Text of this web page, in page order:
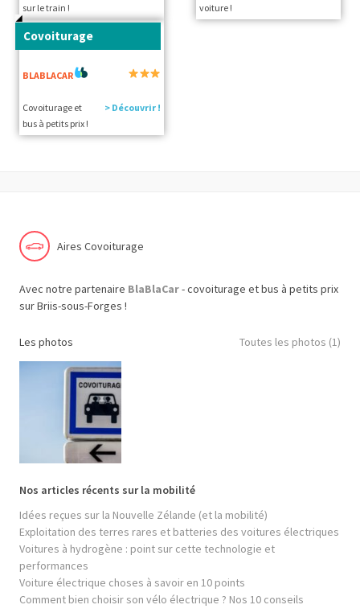
sur le train !
voiture !
Covoiturage
BLABLACAR
Covoiturage et
bus à petits prix !
> Découvrir !
Aires Covoiturage
Avec notre partenaire BlaBlaCar- covoiturage et bus à petits prix
sur Briis-sous-Forges !
Les photos Toutes les photos (1)
Nos articles récents sur la mobilité
Idées reçues sur la Nouvelle Zélande (et la mobilité)
Exploitation des terres rares et batteries des voitures électriques
Voitures à hydrogène : point sur cette technologie et
performances
Voiture électrique choses à savoir en 10 points
Comment bien choisir son vélo électrique ? Nos 10 conseils